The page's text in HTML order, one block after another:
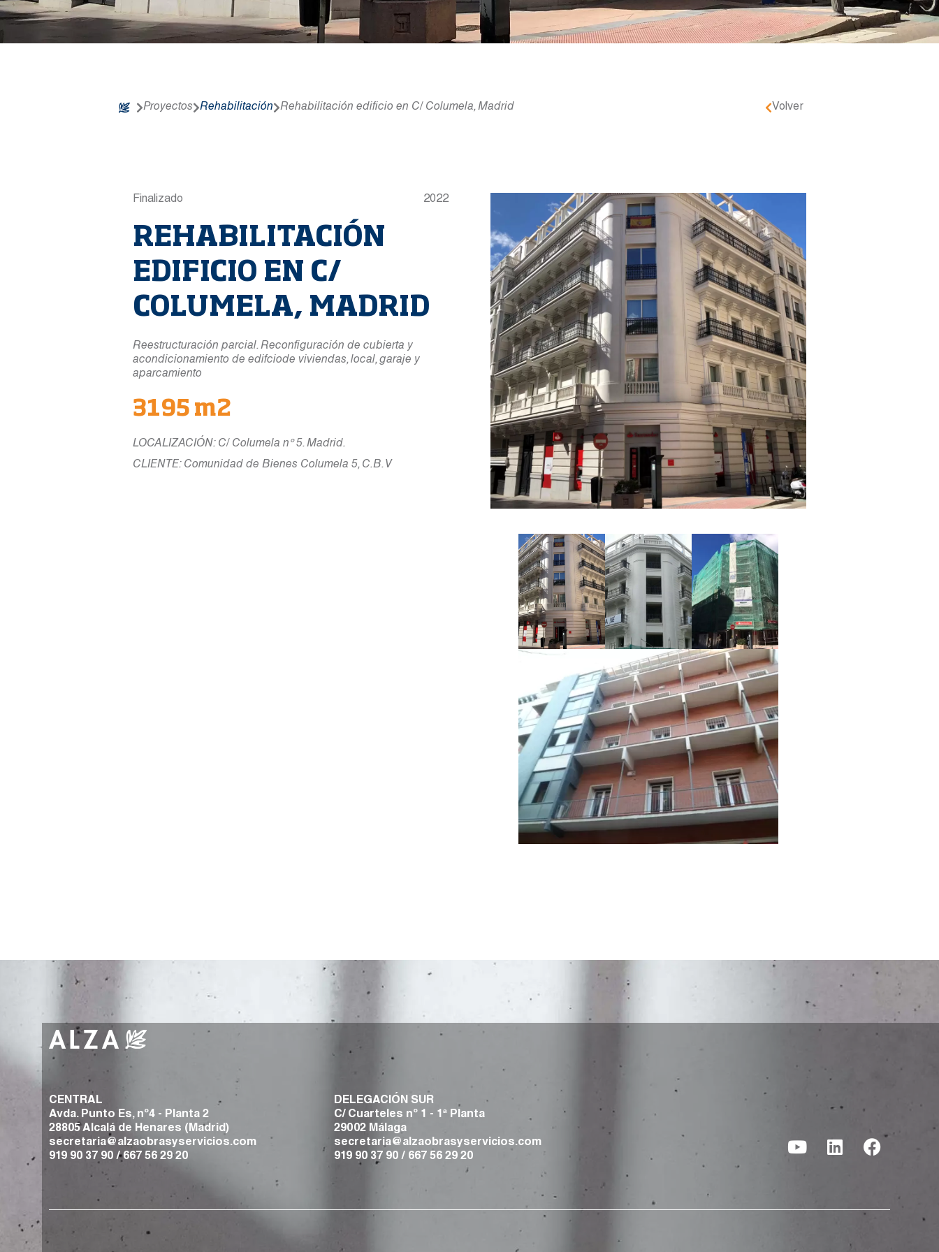
Proyectos Rehabilitación Rehabilitación edificio en C/ Columela, Madrid Volver
Finalizado 2022
REHABILITACIÓN
EDIFICIO EN C/
COLUMELA, MADRID
Reestructuración parcial. Reconfiguración de cubierta y
acondicionamiento de edifciode viviendas, local, garaje y
aparcamiento
3195 m2
LOCALIZACIÓN: C/ Columela nº 5. Madrid.
CLIENTE: Comunidad de Bienes Columela 5, C.B. V
CENTRAL
Avda. Punto Es, nº4 - Planta 2
28805 Alcalá de Henares (Madrid)
secretaria@alzaobrasyservicios.com
919 90 37 90 / 667 56 29 20
DELEGACIÓN SUR
C/ Cuarteles nº 1 - 1ª Planta
29002 Málaga
secretaria@alzaobrasyservicios.com
919 90 37 90 / 667 56 29 20